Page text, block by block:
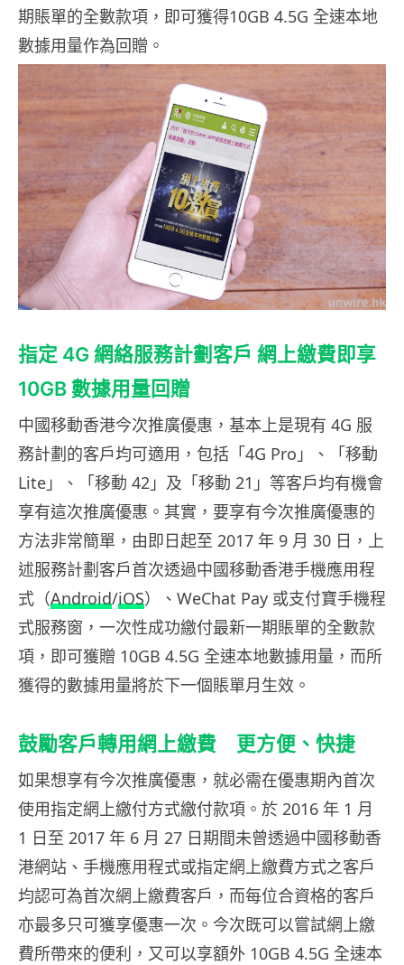
期賬單的全數款項，即可獲得10GB 4.5G 全速本地
數據用量作為回贈。
指定 4G 網絡服務計劃客戶 網上繳費即享
10GB 數據用量回贈
中國移動香港今次推廣優惠，基本上是現有 4G 服
務計劃的客戶均可適用，包括「4G Pro」、「移動
Lite」、「移動 42」及「移動 21」等客戶均有機會
享有這次推廣優惠。其實，要享有今次推廣優惠的
方法非常簡單，由即日起至 2017 年 9 月 30 日，上
述服務計劃客戶首次透過中國移動香港手機應用程
式（Android/iOS）、WeChat Pay 或支付寶手機程
式服務窗，一次性成功繳付最新一期賬單的全數款
項，即可獲贈 10GB 4.5G 全速本地數據用量，而所
獲得的數據用量將於下一個賬單月生效。
鼓勵客戶轉用網上繳費 更方便、快捷
如果想享有今次推廣優惠，就必需在優惠期內首次
使用指定網上繳付方式繳付款項。於 2016 年 1 月
1 日至 2017 年 6 月 27 日期間未曾透過中國移動香
港網站、手機應用程式或指定網上繳費方式之客戶
均認可為首次網上繳費客戶，而每位合資格的客戶
亦最多只可獲享優惠一次。今次既可以嘗試網上繳
費所帶來的便利，又可以享額外 10GB 4.5G 全速本